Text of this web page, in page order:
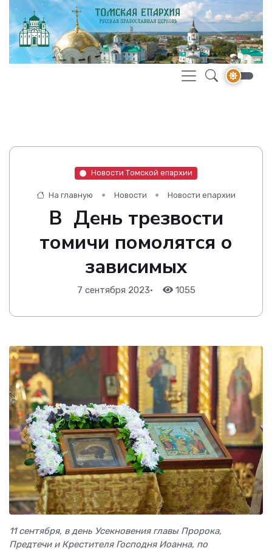
Новости Томской епархии
На главную Новости Новости епархии
В День трезвости
томичи помолятся о
зависимых
7 сентября 2023• 1055
11 сентября, в день Усекновения главы Пророка,
Предтечи и Крестителя Господня Иоанна, по